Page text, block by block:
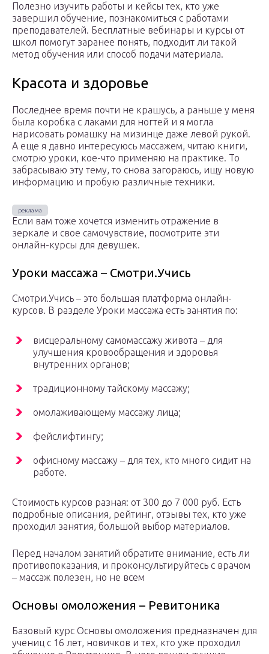
Полезно изучить работы и кейсы тех, кто уже
завершил обучение, познакомиться с работами
преподавателей. Бесплатные вебинары и курсы от
школ помогут заранее понять, подходит ли такой
метод обучения или способ подачи материала.
Красота и здоровье
Последнее время почти не крашусь, а раньше у меня
была коробка с лаками для ногтей и я могла
нарисовать ромашку на мизинце даже левой рукой.
А еще я давно интересуюсь массажем, читаю книги,
смотрю уроки, кое-что применяю на практике. То
забрасываю эту тему, то снова загораюсь, ищу новую
информацию и пробую различные техники.
Если вам тоже хочется изменить отражение в
зеркале и свое самочувствие, посмотрите эти
онлайн-курсы для девушек.
Уроки массажа – Смотри.Учись
Смотри.Учись – это большая платформа онлайн-
курсов. В разделе Уроки массажа есть занятия по:
висцеральному самомассажу живота – для
улучшения кровообращения и здоровья
внутренних органов;
традиционному тайскому массажу;
омолаживающему массажу лица;
фейслифтингу;
офисному массажу – для тех, кто много сидит на
работе.
Стоимость курсов разная: от 300 до 7 000 руб. Есть
подробные описания, рейтинг, отзывы тех, кто уже
проходил занятия, большой выбор материалов.
Перед началом занятий обратите внимание, есть ли
противопоказания, и проконсультируйтесь с врачом
– массаж полезен, но не всем
Основы омоложения – Ревитоника
Базовый курс Основы омоложения предназначен для
учениц с 16 лет, новичков и тех, кто уже проходил